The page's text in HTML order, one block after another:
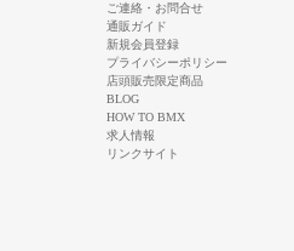
ご連絡・お問合せ
通販ガイド
新規会員登録
プライバシーポリシー
店頭販売限定商品
BLOG
HOW TO BMX
求人情報
リンクサイト